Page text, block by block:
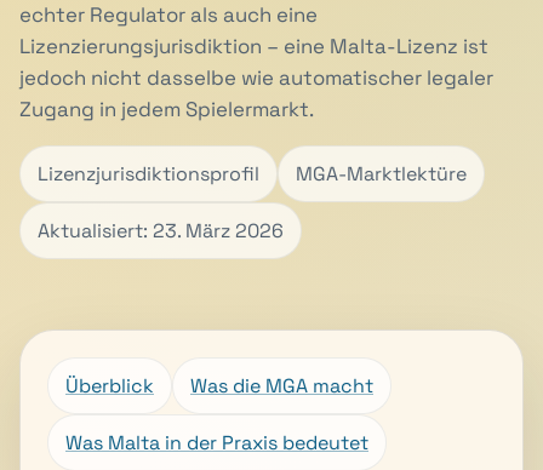
echter Regulator als auch eine
Lizenzierungsjurisdiktion – eine Malta-Lizenz ist
jedoch nicht dasselbe wie automatischer legaler
Zugang in jedem Spielermarkt.
Lizenzjurisdiktionsprofil MGA-Marktlektüre
Aktualisiert: 23. März 2026
Überblick Was die MGA macht
Was Malta in der Praxis bedeutet